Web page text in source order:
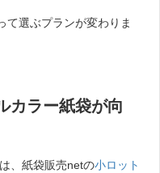
て選ぶプランが変わりま
カラー紙袋が向
、紙袋販売netの小ロット